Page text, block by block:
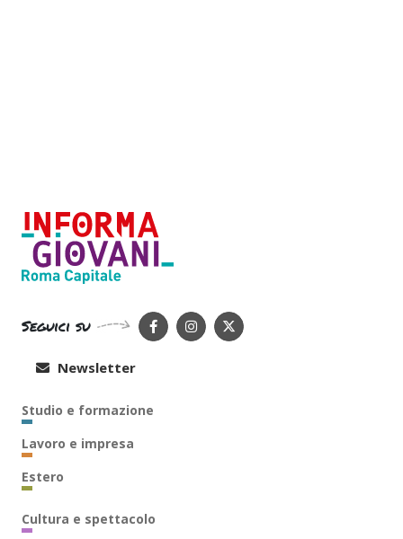
Seguici su
Newsletter
Studio e formazione
Lavoro e impresa
Estero
Cultura e spettacolo